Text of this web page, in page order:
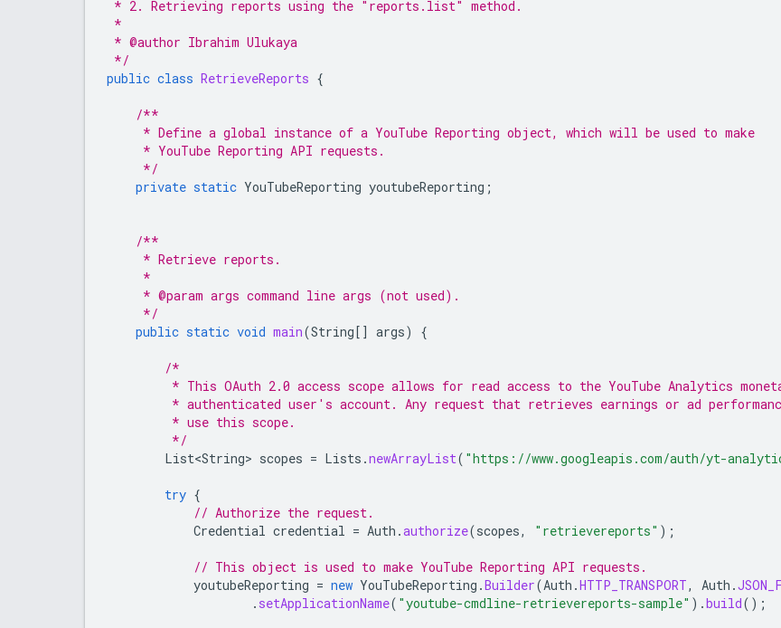
* 2. Retrieving reports using the "reports.list" method.
*
* @author Ibrahim Ulukaya
*/
public class RetrieveReports {
/**
     * Define a global instance of a YouTube Reporting object, which will be used to make
     * YouTube Reporting API requests.
     */
private static YouTubeReporting youtubeReporting ;
/**
     * Retrieve reports.
     *
     * @param args command line args (not used).
     */
public static void main(String[] args) {
/*
* This OAuth 2.0 access scope allows for read access to the YouTube Analytics
* authenticated user's account. Any request that retrieves earnings or ad
         * use this scope.
         */
List<String> scopes = Lists .newArrayList( "https://www.googleapis.com/auth/yt-
try {
// Authorize the request.
Credential credential = Auth .authorize(scopes, "retrievereports" );
// This object is used to make YouTube Reporting API requests.
youtubeReporting = new YouTubeReporting .Builder(Auth .HTTP_TRANSPORT, Auth .
. setApplicationName( "youtube-cmdline-retrievereports-sample" ).build();